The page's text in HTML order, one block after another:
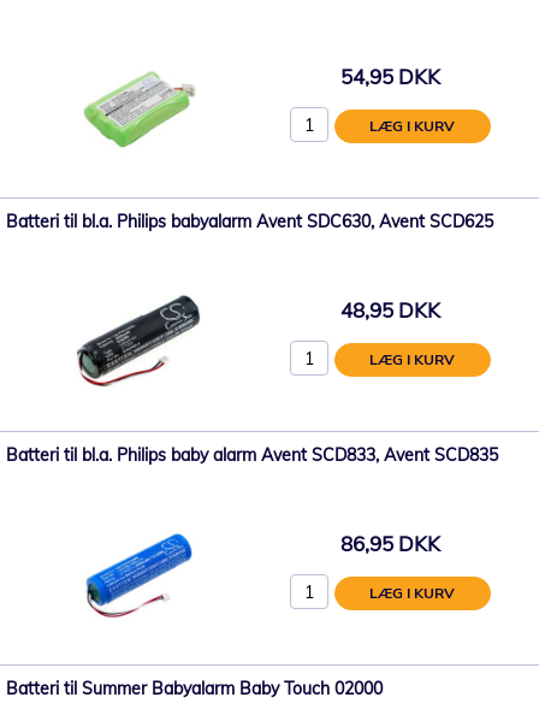
54,95 DKK
LÆG I KURV
Batteri til bl.a. Philips babyalarm Avent SDC630, Avent SCD625
48,95 DKK
LÆG I KURV
Batteri til bl.a. Philips baby alarm Avent SCD833, Avent SCD835
86,95 DKK
LÆG I KURV
Batteri til Summer Babyalarm Baby Touch 02000